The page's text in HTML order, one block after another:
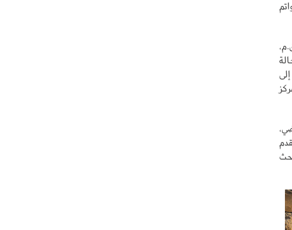
نجران ذكرت بالحروف «ن ج ر ن» منذ حوالي 680 ق.م،
زائر في عام 2025 الماضي،